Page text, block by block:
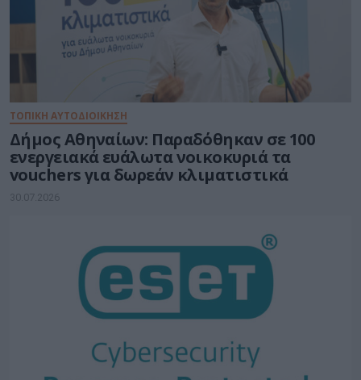
ΤΟΠΙΚΗ ΑΥΤΟΔΙΟΙΚΗΣΗ
Δήμος Αθηναίων: Παραδόθηκαν σε 100
ενεργειακά ευάλωτα νοικοκυριά τα
vouchers για δωρεάν κλιματιστικά
30.07.2026